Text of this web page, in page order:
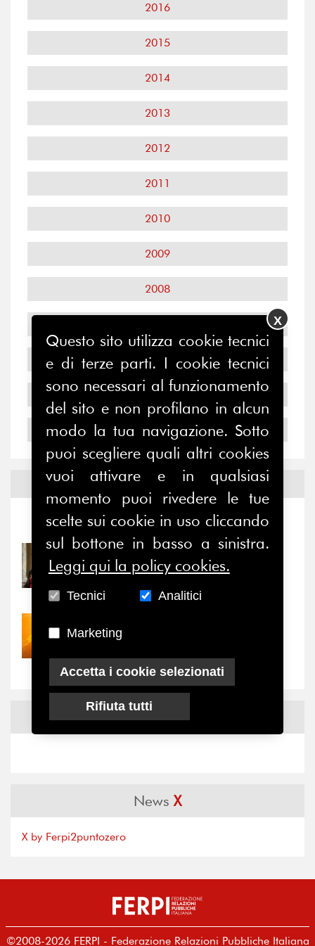
2016
2015
2014
2013
2012
2011
2010
2009
2008
2006
2005
2004
Notizie ed Eventi
Notizie -Eventi
31/07/2026
Prima della pausa estiva,
il valore di...
30/07/2026
Nove anni dopo la
“grande cecità”: la...
NewsFacebook
NewsX
X by Ferpi2puntozero
©2008-2026 FERPI - Federazione Relazioni Pubbliche Italiana
Questo sito utilizza cookie tecnici
e di terze parti. I cookie tecnici
sono necessari al funzionamento
del sito e non profilano in alcun
modo la tua navigazione. Sotto
puoi scegliere quali altri cookies
vuoi attivare e in qualsiasi
momento puoi rivedere le tue
scelte sui cookie in uso cliccando
sul bottone in basso a sinistra.
Leggi qui la policy cookies.
Tecnici Analitici
Marketing
Accetta i cookie selezionati
Rifiuta tutti
X